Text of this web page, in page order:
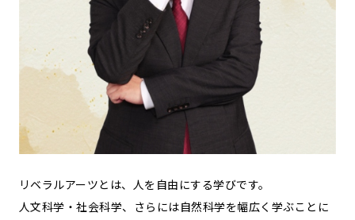
リベラルアーツとは、人を自由にする学びです。
人文科学・社会科学、さらには自然科学を幅広く学ぶことに